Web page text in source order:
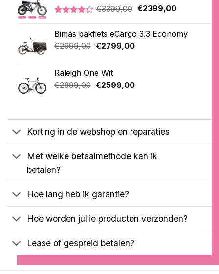
4.20
op 5
gebaseerd
op
klantbeoordelingen
€3399,00 Oorspronkelijke
€3399,00.
€2399,00Huidige
€2399,00.
Bimas bakfiets eCargo 3.3 Economy
€2999,00 Oorspronkelijke
€2999,00.
€2799,00Huidige
Raleigh One Wit
€2699,00 Oorspronkelijke
€2599,00Huidige
Korting in de webshop en reparaties
Met welke betaalmethode kan ik
betalen?
Hoe lang heb ik garantie?
Hoe worden jullie producten verzonden?
Lease of gespreid betalen?